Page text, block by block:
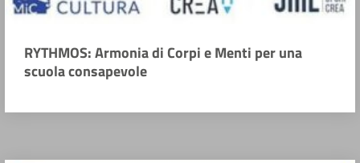
RYTHMOS: Armonia di Corpi e Menti per una
scuola consapevole